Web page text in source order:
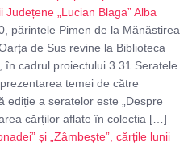
„Lucian Blaga” Alba
părintele Pimen de la Mănăstirea
de Sus revine la Biblioteca
în cadrul proiectului 3.31 Seratele
temei de către
ediție a seratelor este „Despre
cărților aflate în colecția […]
și „Zâmbește”, cărțile lunii